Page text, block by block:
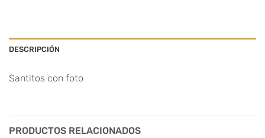
DESCRIPCIÓN
Santitos con foto
PRODUCTOS RELACIONADOS